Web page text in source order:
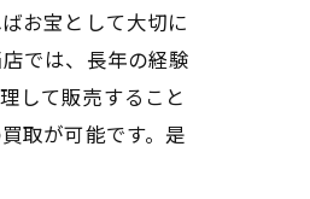
お宝として大切に
では、長年の経験
して販売すること
取が可能です。是